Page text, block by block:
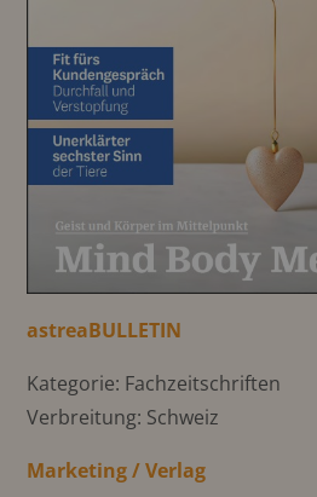
astreaBULLETIN
Kategorie: Fachzeitschriften
Verbreitung: Schweiz
Marketing / Verlag